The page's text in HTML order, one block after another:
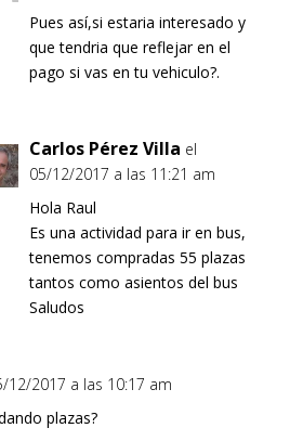
Pues así,si estaria interesado y
que tendria que reflejar en el
pago si vas en tu vehiculo?.
Carlos Pérez Villa el
05/12/2017 a las 11:21 am
Hola Raul
Es una actividad para ir en bus,
tenemos compradas 55 plazas
tantos como asientos del bus
Saludos
12/2017 a las 10:17 am
plazas?